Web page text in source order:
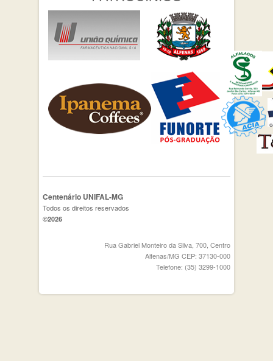
Centenário UNIFAL-MG
Todos os direitos reservados
©2026
Rua Gabriel Monteiro da Silva, 700, Centro
Alfenas/MG CEP: 37130-000
Telefone: (35) 3299-1000